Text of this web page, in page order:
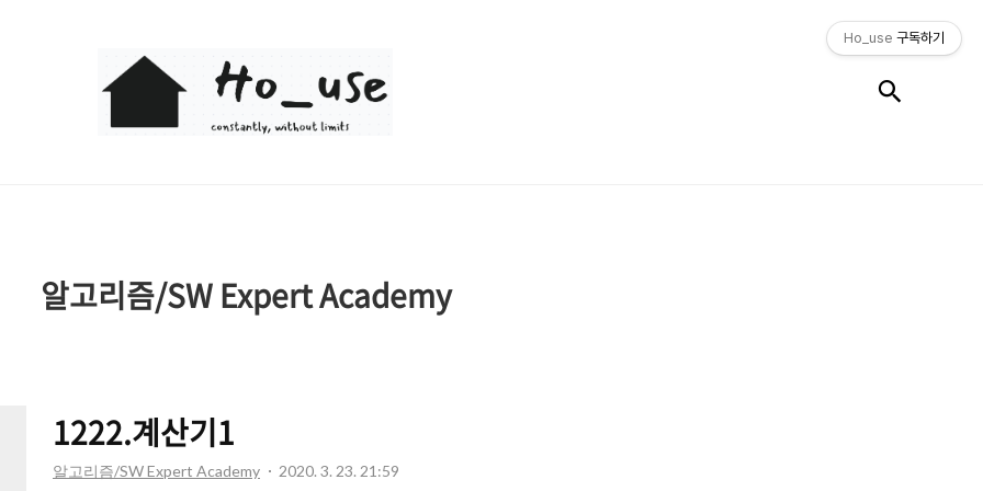
Ho_use
알고리즘/SW Expert Academy
1222.계산기1
알고리즘/SW Expert Academy 2020. 3. 23. 21:59
Ho_use 구독하기